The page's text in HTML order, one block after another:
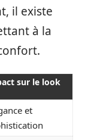
il existe
à la
sur le look
et